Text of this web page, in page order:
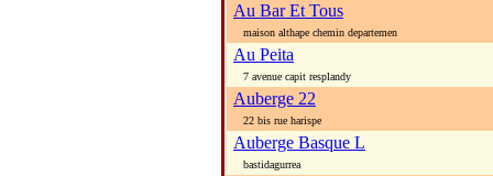
Au Bar Et Tous
maison althape chemin departemen
Au Peita
7 avenue capit resplandy
Auberge 22
22 bis rue harispe
Auberge Basque L
bastidagurrea